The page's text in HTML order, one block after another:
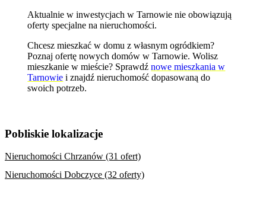
Aktualnie w inwestycjach w Tarnowie nie obowiązują
oferty specjalne na nieruchomości.
Chcesz mieszkać w domu z własnym ogródkiem?
Poznajofertę nowych domów w Tarnowie. Wolisz
mieszkanie w mieście? Sprawdźnowe mieszkania w
Tarnowie i znajdź nieruchomość dopasowaną do
swoich potrzeb.
Pobliskie lokalizacje
Nieruchomości Chrzanów (31 ofert)
Nieruchomości Dobczyce (32 oferty)